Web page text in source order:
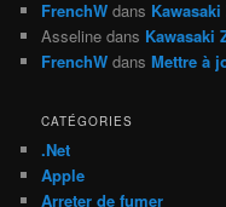
FrenchW dans
Asseline dans Kawasaki
FrenchW dansMettre à
CATÉGORIES
.Net
Apple
Arreter de fumer